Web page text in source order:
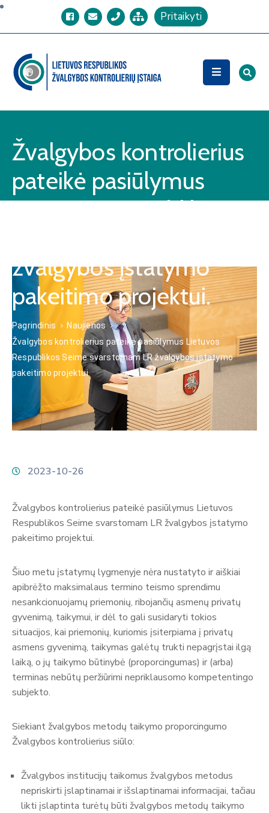
Pritaikyti
Pagrindinis
Apie
įstaigą
informacija
Administracinė
informacija
Struktūra
Žvalgybos kontrolierius
pateikė pasiūlymus
Lietuvos Respublikos
žvalgybos įstatymo
pakeitimo projektui.
Pagrindinis
Naujienos
Žvalgybos kontrolierius pateikė pasiūlymus Lietuvos
Respublikos Seime svarstomam LR žvalgybos įstatymo
pakeitimo projektui.
2023-10-26
Žvalgybos kontrolierius pateikė pasiūlymus Lietuvos
Respublikos Seime svarstomam LR žvalgybos įstatymo
pakeitimo projektui.
Šiuo metu įstatymų lygmenyje nėra nustatyto ir aiškiai
apibrėžto maksimalaus termino teismo sprendimu
nesankcionuojamų priemonių, ribojančių asmenų privatų
gyvenimą, taikymui, ir dėl to gali susidaryti tokios
situacijos, kai priemonių, kuriomis įsiterpiama į privatų
asmens gyvenimą, taikymas galėtų trukti nepagrįstai ilgą
laiką, o jų taikymo būtinybė (proporcingumas) ir (arba)
terminas nebūtų peržiūrimi nepriklausomo kompetentingo
subjekto.
Siekiant žvalgybos metodų taikymo proporcingumo
Žvalgybos kontrolierius siūlo:
Žvalgybos institucijų taikomus žvalgybos metodus
nepriskirti įslaptinamai ir išslaptinamai informacijai, tačiau
likti įslaptinta turėtų būti žvalgybos metodų taikymo